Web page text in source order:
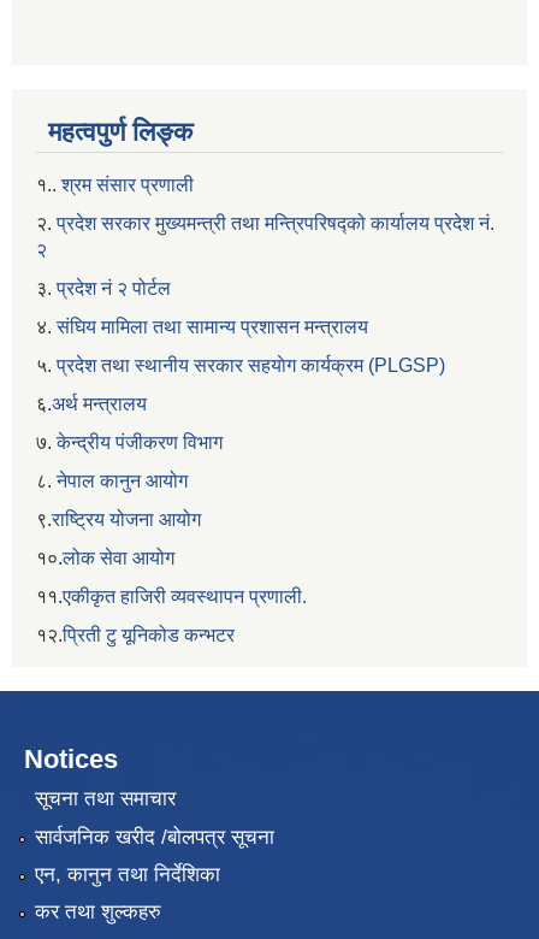
महत्वपुर्ण लिङ्क
१..श्रम संसार प्रणाली
२. प्रदेश सरकार मुख्यमन्त्री तथा मन्त्रिपरिषद्को कार्यालय प्रदेश नं.
२
३.प्रदेश नं २ पोर्टल
४.संघिय मामिला तथा सामान्य प्रशासन मन्त्रालय
५.प्रदेश तथा स्थानीय सरकार सहयाेग कार्यक्रम (PLGSP)
६.अर्थ मन्त्रालय
७.केन्द्रीय पंजीकरण विभाग
८.नेपाल कानुन आयोग
९.राष्ट्रिय योजना आयोग
१०.लोक सेवा आयोग
११.एकीकृत हाजिरी व्यवस्थापन प्रणाली.
१२.प्रिती टु यूनिकोड कन्भटर
Notices
सूचना तथा समाचार
सार्वजनिक खरीद /बोलपत्र सूचना
एन, कानुन तथा निर्देशिका
कर तथा शुल्कहरु